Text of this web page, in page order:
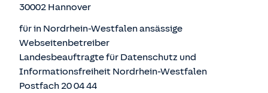
30002 Hannover
für in Nordrhein-Westfalen ansässige
Webseitenbetreiber
Landesbeauftragte für Datenschutz und
Informationsfreiheit Nordrhein-Westfalen
Postfach 20 04 44